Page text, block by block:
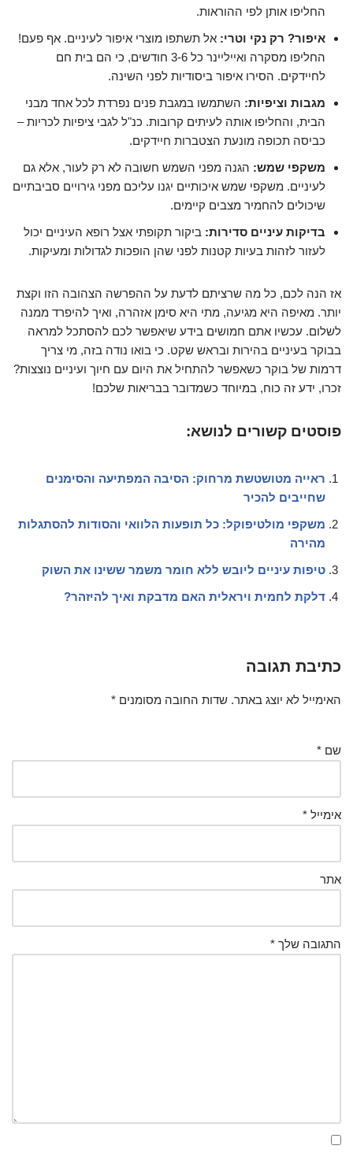
החליפו אותן לפי ההוראות.
איפור? רק נקי וטרי: אל תשתפו מוצרי איפור לעיניים. אף פעם!
החליפו מסקרה ואייליינר כל 3-6 חודשים, כי הם בית חם
לחיידקים. הסירו איפור ביסודיות לפני השינה.
מגבות וציפיות: השתמשו במגבת פנים נפרדת לכל אחד מבני
הבית, והחליפו אותה לעיתים קרובות. כנ"ל לגבי ציפיות לכריות –
כביסה תכופה מונעת הצטברות חיידקים.
משקפי שמש: הגנה מפני השמש חשובה לא רק לעור, אלא גם
לעיניים. משקפי שמש איכותיים יגנו עליכם מפני גירויים סביבתיים
שיכולים להחמיר מצבים קיימים.
בדיקות עיניים סדירות: ביקור תקופתי אצל רופא העיניים יכול
לעזור לזהות בעיות קטנות לפני שהן הופכות לגדולות ומעיקות.
אז הנה לכם, כל מה שרציתם לדעת על ההפרשה הצהובה הזו וקצת
יותר. מאיפה היא מגיעה, מתי היא סימן אזהרה, ואיך להיפרד ממנה
לשלום. עכשיו אתם חמושים בידע שיאפשר לכם להסתכל למראה
בבוקר בעיניים בהירות ובראש שקט. כי בואו נודה בזה, מי צריך
דרמות של בוקר כשאפשר להתחיל את היום עם חיוך ועיניים נוצצות?
זכרו, ידע זה כוח, במיוחד כשמדובר בבריאות שלכם!
פוסטים קשורים לנושא:
ראייה מטושטשת מרחוק: הסיבה המפתיעה והסימנים
שחייבים להכיר
משקפי מולטיפוקל: כל תופעות הלוואי והסודות להסתגלות
מהירה
טיפות עיניים ליובש ללא חומר משמר ששינו את השוק
דלקת לחמית ויראלית האם מדבקת ואיך להיזהר?
כתיבת תגובה
האימייל לא יוצג באתר. שדות החובה מסומנים *
שם *
אימייל *
אתר
התגובה שלך *